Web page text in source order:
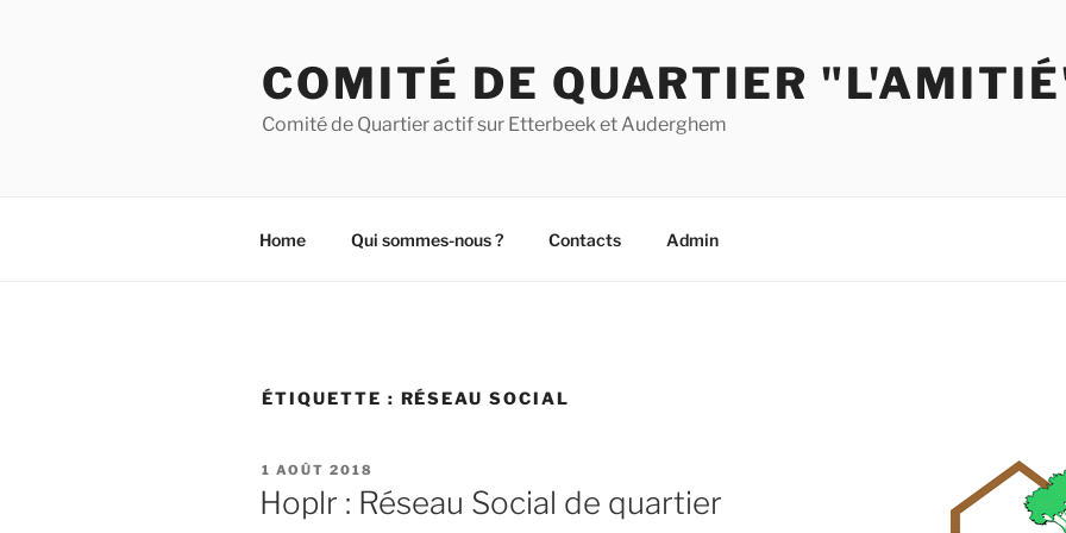
COMITÉ DE QUARTIER
Comité de Quartier actif sur Etterbeek et Auderghem
Home Qui sommes-nous ? Contacts Admin
ÉTIQUETTE : RÉSEAU SOCIAL
PUBLIÉ
LE
1 AOÛT 2018
Hoplr : Réseau Social de quartier